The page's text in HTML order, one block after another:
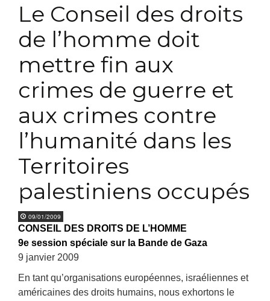
Le Conseil des droits
de l’homme doit
mettre fin aux
crimes de guerre et
aux crimes contre
l’humanité dans les
Territoires
palestiniens occupés
09/01/2009
CONSEIL DES DROITS DE L’HOMME
9e session spéciale sur la Bande de Gaza
9 janvier 2009
En tant qu’organisations européennes, israéliennes et
américaines des droits humains, nous exhortons le